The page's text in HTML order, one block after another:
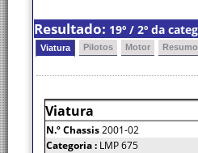
Resultado: 19º / 2º da
Viatura Pilotos Motor
Viatura
N.º Chassis2001-02
Categoria : LMP 675